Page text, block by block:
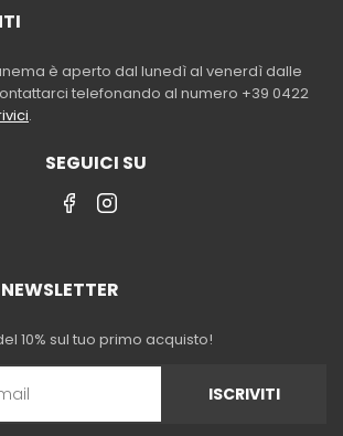
è aperto dal lunedì al venerdì dalle
telefonando al numero +39 0422
.
SEGUICI SU
10% sul tuo primo acquisto!
ISCRIVITI